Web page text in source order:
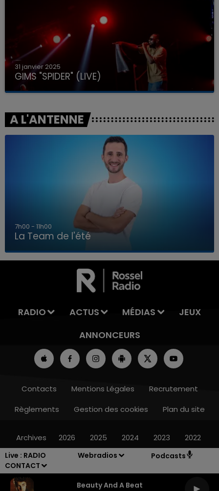
Live : RADIO
CONTACT
Webradios Podcasts
Beauty And A Beat
LA TEAM DE L'ÉTÉ
31 janvier 2025
GIMS "SPIDER" (LIVE)
A L'ANTENNE
7h00 - 11h00
La Team de l'été
RADIO ACTUS MÉDIAS
JEUX
ANNONCEURS
Contacts Mentions Légales
Recrutement
Règlements
Gestion des cookies Plan du site
Archives 2026 2025 2024 2023 2022